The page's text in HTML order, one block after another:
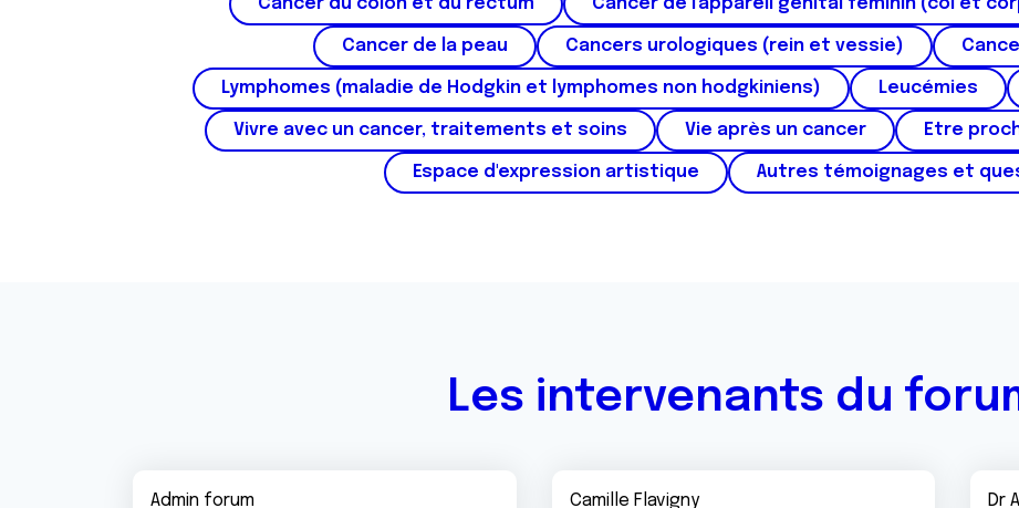
Cancer du côlon et du rectum Cancer de l'appareil génital féminin (col et
Cancer de la peau Cancers urologiques (rein et vessie)
Lymphomes (maladie de Hodgkin et lymphomes non hodgkiniens) Leucémies
Vivre avec un cancer, traitements et soins Vie après un cancer Etre
Espace d'expression artistique Autres témoignages et
Les intervenants du
Admin forum Camille Flavigny Dr